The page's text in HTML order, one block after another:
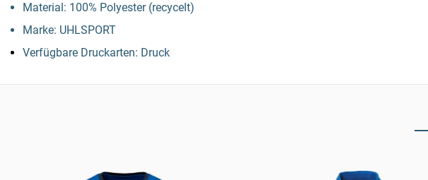
Material: 100% Polyester (recycelt)
Marke: UHLSPORT
Verfügbare Druckarten: Druck